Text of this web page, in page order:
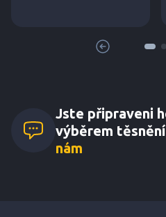
Jste připraveni
výběrem těsnění
nám